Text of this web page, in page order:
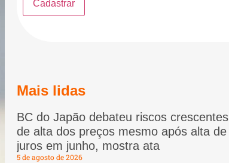
Mais lidas
BC do Japão debateu riscos crescentes
de alta dos preços mesmo após alta de
juros em junho, mostra ata
5 de agosto de 2026